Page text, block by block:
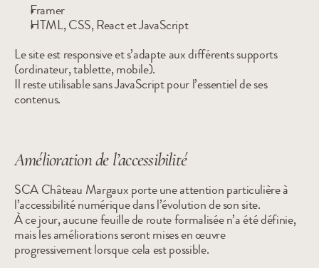
Framer
HTML, CSS, React et JavaScript
Le site est responsive et s’adapte aux différents supports
(ordinateur, tablette, mobile).
Il reste utilisable sans JavaScript pour l’essentiel de ses
contenus.
Amélioration de l’accessibilité
SCA Château Margaux porte une attention particulière à
l’accessibilité numérique dans l’évolution de son site.
À ce jour, aucune feuille de route formalisée n’a été définie,
mais les améliorations seront mises en œuvre
progressivement lorsque cela est possible.